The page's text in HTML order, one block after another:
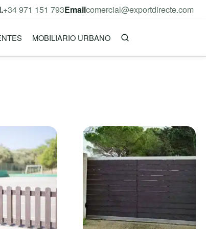
+34 971 151 793Emailcomercial@exportdirecte.com
MOBILIARIO URBANO